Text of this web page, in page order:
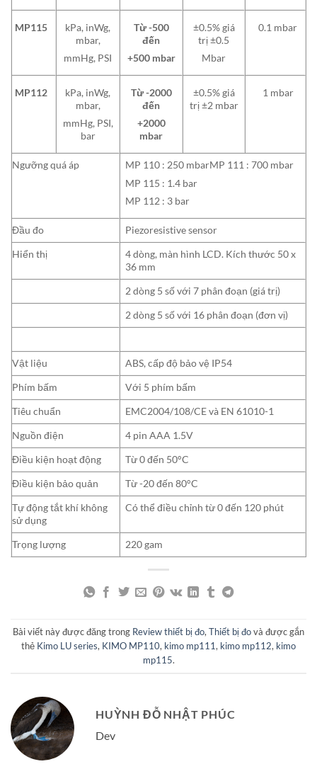
MP115
kPa, inWg,
mbar,
mmHg, PSI
Từ -500
đến
+500 mbar
±0.5% giá
trị ±0.5
Mbar
0.1 mbar
MP112
kPa, inWg,
mbar,
mmHg, PSI,
bar
Từ -2000
đến
+2000
mbar
±0.5% giá
trị ±2 mbar
1 mbar
Ngưỡng quá áp
MP 110 : 250 mbarMP 111 : 700 mbar
MP 115 : 1.4 bar
MP 112 : 3 bar
Đầu đo
Piezoresistive sensor
Hiển thị
4 dòng, màn hình LCD. Kích thước 50 x
36 mm
2 dòng 5 số với 7 phân đoạn (giá trị)
2 dòng 5 số với 16 phân đoạn (đơn vị)
Vật liệu
ABS, cấp độ bảo vệ IP54
Phím bấm
Với 5 phím bấm
Tiêu chuẩn
EMC2004/108/CE và EN 61010-1
Nguồn điện
4 pin AAA 1.5V
Điều kiện hoạt động
Từ 0 đến 50°C
Điều kiện bảo quản
Từ -20 đến 80°C
Tự động tắt khí không
sử dụng
Có thể điều chỉnh từ 0 đến 120 phút
Trọng lượng 220 gam
Bài viết này được đăng trong Review thiết bị đo, Thiết bị đovà được gắn
thẻ Kimo LU series, KIMO MP110, kimo mp111, kimo mp112, kimo
mp115.
HUỲNH ĐỖ NHẬT PHÚC
Dev